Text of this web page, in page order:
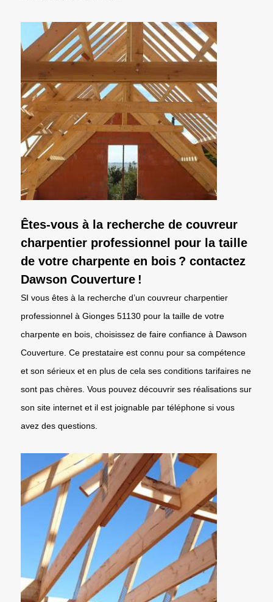
Êtes-vous à la recherche de couvreur
charpentier professionnel pour la taille
de votre charpente en bois ? contactez
Dawson Couverture !
SI vous êtes à la recherche d’un couvreur charpentier
professionnel à Gionges 51130 pour la taille de votre
charpente en bois, choisissez de faire confiance à Dawson
Couverture. Ce prestataire est connu pour sa compétence
et son sérieux et en plus de cela ses conditions tarifaires ne
sont pas chères. Vous pouvez découvrir ses réalisations sur
son site internet et il est joignable par téléphone si vous
avez des questions.